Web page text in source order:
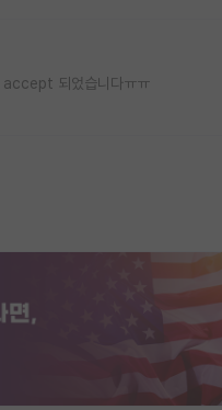
accept 되었습니다ㅠㅠ